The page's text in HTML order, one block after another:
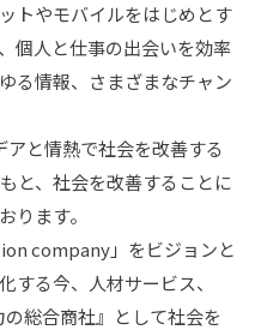
トやモバイルをはじめとす
個人と仕事の出会いを効率
る情報、さまざまなチャン
と情熱で社会を改善する
と、社会を改善することに
ります。
company」をビジョンと
する今、人材サービス、
総合商社』として社会を